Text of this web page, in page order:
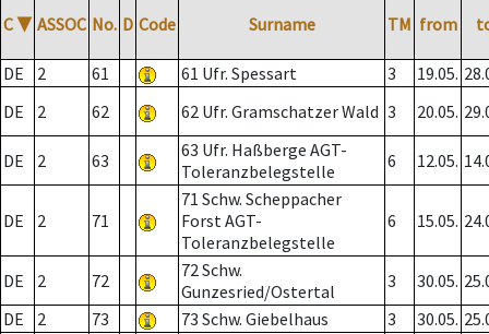
C ▼ ASSOC No. D Code Surname TM from
DE 2 61 61 Ufr. Spessart 3 19.05.
DE
2 62 62 Ufr. Gramschatzer Wald 3 20.05.
DE 2 63
63 Ufr. Haßberge AGT-
Toleranzbelegstelle
6 12.05.
DE 2 71
71 Schw. Scheppacher
Forst AGT-
Toleranzbelegstelle
6 15.05.
DE 2 72
72 Schw.
Gunzesried/Ostertal
3 30.05.
DE
2 73 73 Schw. Giebelhaus 3 30.05.